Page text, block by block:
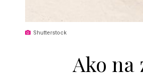
Shutterstock
Ako na